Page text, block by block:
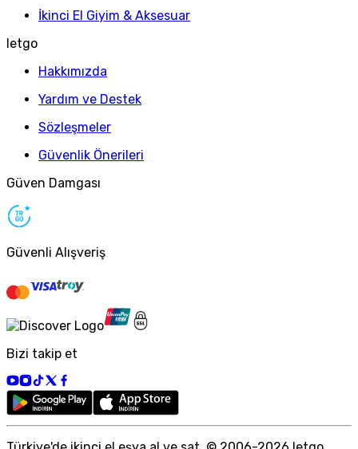
İkinci El Giyim & Aksesuar
letgo
Hakkımızda
Yardım ve Destek
Sözleşmeler
Güvenlik Önerileri
Güven Damgası
Güvenli Alışveriş
Bizi takip et